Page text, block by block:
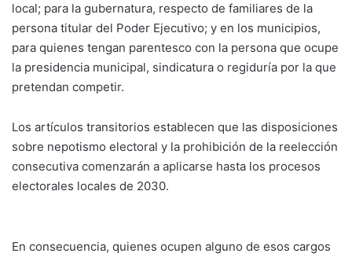
local; para la gubernatura, respecto de familiares de la
persona titular del Poder Ejecutivo; y en los municipios,
para quienes tengan parentesco con la persona que ocupe
la presidencia municipal, sindicatura o regiduría por la que
pretendan competir.
Los artículos transitorios establecen que las disposiciones
sobre nepotismo electoral y la prohibición de la reelección
consecutiva comenzarán a aplicarse hasta los procesos
electorales locales de 2030.
En consecuencia, quienes ocupen alguno de esos cargos